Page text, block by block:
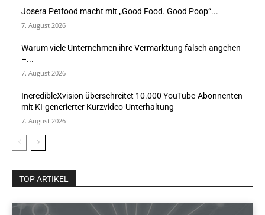
Josera Petfood macht mit „Good Food. Good Poop“...
7. August 2026
Warum viele Unternehmen ihre Vermarktung falsch angehen
–...
7. August 2026
IncredibleXvision überschreitet 10.000 YouTube-Abonnenten
mit KI-generierter Kurzvideo-Unterhaltung
7. August 2026
TOP ARTIKEL